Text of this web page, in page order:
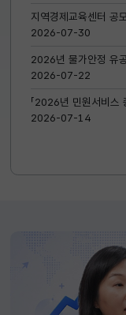
지역경제교육센터 공
2026-07-30
2026년 물가안정 유
2026-07-22
「2026년 민원서비
2026-07-14